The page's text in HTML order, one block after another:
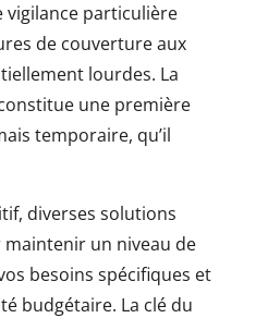
particulière
de couverture aux
lourdes. La
une première
temporaire, qu’il
diverses solutions
maintenir un niveau de
besoins spécifiques et
budgétaire. La clé du